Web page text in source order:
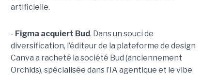
artificielle.
- Figma acquiert Bud. Dans un souci de
diversification, l’éditeur de la plateforme de design
Canva a racheté la société Bud (anciennement
Orchids), spécialisée dans l’IA agentique et le vibe